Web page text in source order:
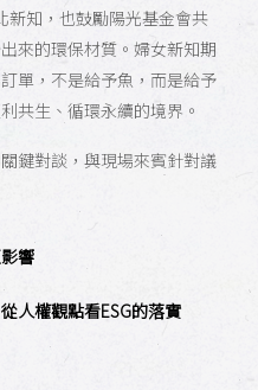
新知，也鼓勵陽光基金會共
來的環保材質。婦女新知期
單，不是給予魚，而是給予
共生、循環永續的境界。
鍵對談，與現場來賓針對議
響
人權觀點看ESG的落實